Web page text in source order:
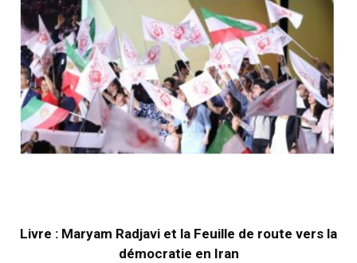
Livre : Maryam Radjavi et la Feuille de route vers la
démocratie en Iran